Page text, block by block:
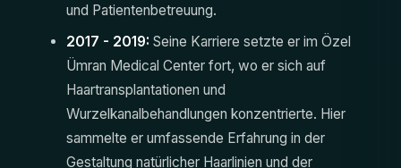
und Patientenbetreuung.
2017 - 2019: Seine Karriere setzte er im Özel
Ümran Medical Center fort, wo er sich auf
Haartransplantationen und
Wurzelkanalbehandlungen konzentrierte. Hier
sammelte er umfassende Erfahrung in der
Gestaltung natürlicher Haarlinien und der